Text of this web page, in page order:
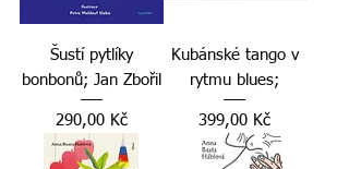
Šustí pytlíky
bonbonů; Jan Zbořil
Cena
290,00 Kč
Kubánské tango v
rytmu blues;
Cena
399,00 Kč